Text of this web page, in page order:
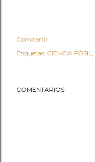
Compartir
Etiquetas: CIENCIA FÓSIL
COMENTARIOS